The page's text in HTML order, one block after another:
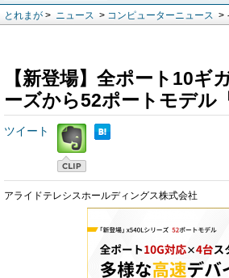
とれまが > ニュース > コンピューターニュース >
【新登場】全ポート10
ーズから52ポートモデル
ツイート
アライドテレシスホールディングス株式会社